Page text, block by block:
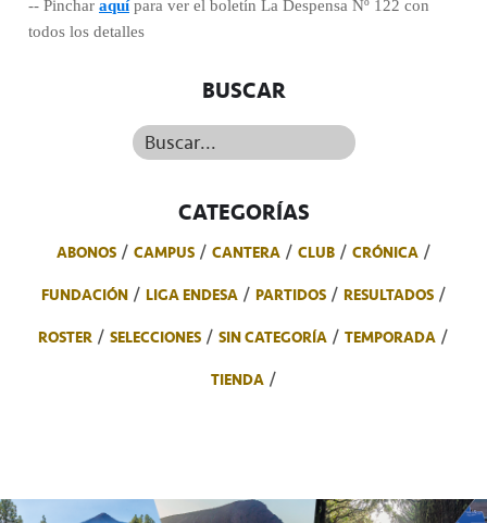
-- Pinchar aquípara ver el boletín La Despensa Nº 122 con
todos los detalles
BUSCAR
Buscar...
CATEGORÍAS
ABONOS CAMPUS CANTERA CLUB
CRÓNICA
FUNDACIÓN
LIGA ENDESA PARTIDOS
RESULTADOS
ROSTER
SELECCIONES SIN CATEGORÍA
TEMPORADA
TIENDA